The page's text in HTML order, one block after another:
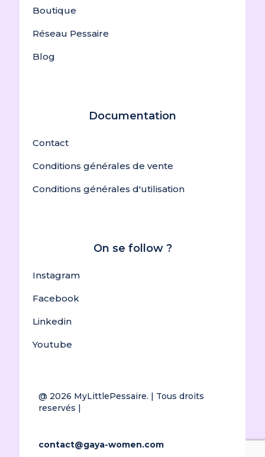
Boutique
Réseau Pessaire
Blog
Documentation
Contact
Conditions générales de vente
Conditions générales d'utilisation
On se follow ?
Instagram
Facebook
Linkedin
Youtube
@ 2026 MyLittlePessaire. | Tous droits
reservés |
contact@gaya-women.com